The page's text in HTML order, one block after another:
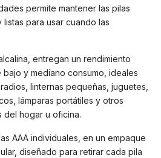
permite mantener las pilas
para usar cuando las
entregan un rendimiento
y mediano consumo, ideales
linternas pequeñas, juguetes,
lámparas portátiles y otros
del hogar u oficina.
AAA individuales, en un empaque
diseñado para retirar cada pila